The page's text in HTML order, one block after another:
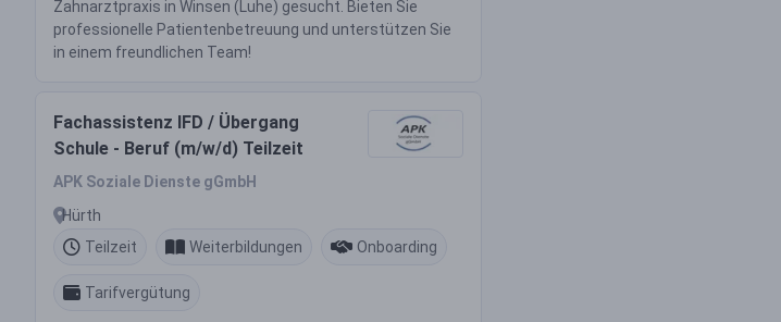
Zahnarztpraxis in Winsen (Luhe) gesucht. Bieten Sie
professionelle Patientenbetreuung und unterstützen Sie
in einem freundlichen Team!
Fachassistenz IFD / Übergang
Schule - Beruf (m/w/d) Teilzeit
APK Soziale Dienste gGmbH
Hürth
Teilzeit
Weiterbildungen Onboarding
Tarifvergütung